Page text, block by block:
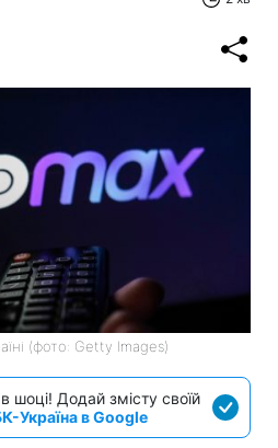
(фото: Getty Images)
шоці! Додай змісту своїй
Україна в Google